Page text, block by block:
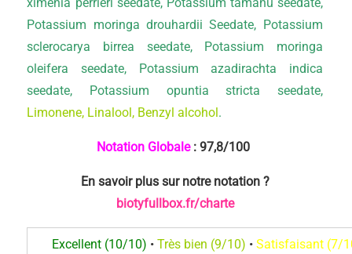
Potassium moringa drouhardii Seedate, Potassium
sclerocarya birrea seedate, Potassium moringa
oleifera seedate, Potassium azadirachta indica
seedate, Potassium opuntia stricta seedate,
Limonene, Linalool, Benzyl alcohol.
Notation Globale: 97,8/100
En savoir plus sur notre notation ?
biotyfullbox.fr/charte
Excellent (10/10) • Très bien (9/10) • Satisfaisant (7/